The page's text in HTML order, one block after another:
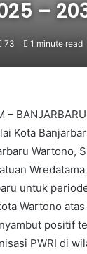
–
73 1 minute read
–
Kota
Wartono,
untuk
Wartono
positif
PWRI di